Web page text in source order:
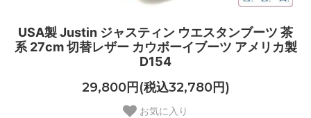
USA製 Justin ジャスティン ウエスタンブーツ 茶
系 27cm 切替レザー カウボーイブーツ アメリカ製
D154
29,800円(税込32,780円)
お気に入り